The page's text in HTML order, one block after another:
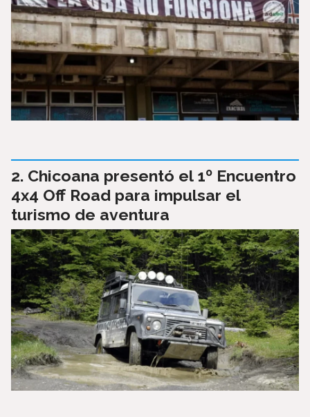
Chicoana presentó el 1º Encuentro
4x4 Off Road para impulsar el
turismo de aventura